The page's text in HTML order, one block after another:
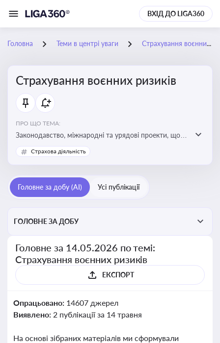
ВХІД ДО LIGA360
Головна Теми в центрі уваги Страхування воєнних ризиків
Страхування воєнних ризиків
ПРО ЩО ТЕМА:
Законодавство, міжнародні та урядові проекти, що
визначають та знижують воєнні ризики для власників
майна, боржників та кредиторів
Страхова діяльність
Головне за добу (AI) Усі публікації
ГОЛОВНЕ ЗА ДОБУ
Головне за 14.05.2026 по темі:
Страхування воєнних ризиків
ЕКСПОРТ
Опрацьовано: 14607 джерел
Виявлено: 2 публікації за 14 травня
На основі зібраних матеріалів ми сформували